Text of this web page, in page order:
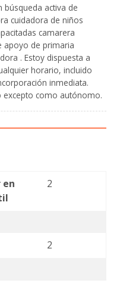
activa de
cuidadora de niños
camarera
apoyo de primaria
. Estoy dispuesta a
horario, incluido
inmediata.
excepto como autónomo.
en
2
2